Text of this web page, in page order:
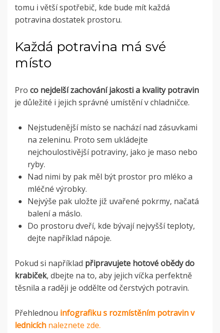
tomu i větší spotřebič, kde bude mít každá
potravina dostatek prostoru.
Každá potravina má své
místo
Pro co nejdelší zachování jakosti a kvality potravin
je důležité i jejich správné umístění v chladničce.
Nejstudenější místo se nachází nad zásuvkami
na zeleninu. Proto sem ukládejte
nejchoulostivější potraviny, jako je maso nebo
ryby.
Nad nimi by pak měl být prostor pro mléko a
mléčné výrobky.
Nejvýše pak uložte již uvařené pokrmy, načatá
balení a máslo.
Do prostoru dveří, kde bývají nejvyšší teploty,
dejte například nápoje.
Pokud si například připravujete hotové obědy do
krabiček, dbejte na to, aby jejich víčka perfektně
těsnila a raději je oddělte od čerstvých potravin.
Přehlednou infografiku s rozmístěním potravin v
lednicích naleznete zde.